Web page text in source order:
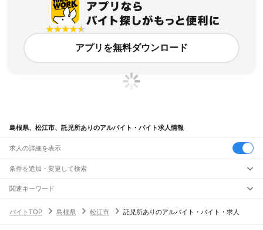
アプリを無料ダウンロード
島根県、松江市、託児所ありのアルバイト・バイト求人情報
求人の詳細を表示
条件を追加・変更して検索
市区町村を追加・変更
島根県すべて
駅を追加・変更
関連キーワード
千葉県 松戸市 託児所付き島根県 松江市 宅配
バイトTOP 島根県 松江市 託児所ありのアルバイト・バイト・求人